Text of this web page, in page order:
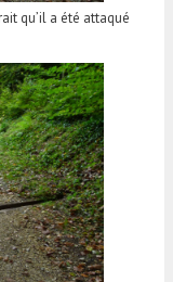
qu’il a été attaqué